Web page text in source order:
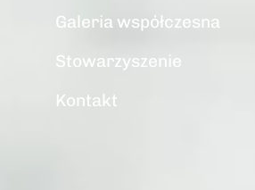
Galeria współczesna
Stowarzyszenie
Kontakt